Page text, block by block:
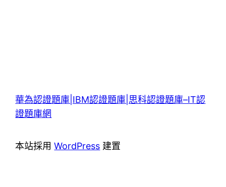
華為認證題庫|IBM認證題庫|思科認證題庫–IT認
證題庫網
本站採用WordPress 建置